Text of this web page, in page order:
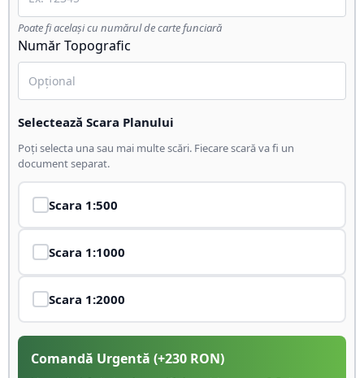
Poate fi același cu numărul de carte funciară
Număr Topografic
Selectează Scara Planului
Poți selecta una sau mai multe scări. Fiecare scară va fi un
document separat.
Scara 1:500
Scara 1:1000
Scara 1:2000
Comandă Urgentă (+230 RON)